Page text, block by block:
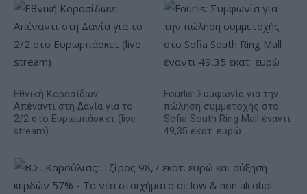
Εθνική Κορασίδων:
Απέναντι στη Δανία για το
2/2 στο Ευρωμπάσκετ (live
stream)
Fourlis: Συμφωνία για την
πώληση συμμετοχής στο
Sofia South Ring Mall έναντι
49,35 εκατ. ευρώ